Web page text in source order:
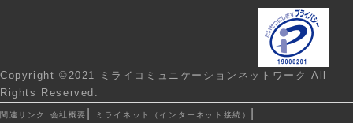
Copyright ©2021 ミライコミュニケーションネットワーク All
Rights Reserved.
関連リンク 会社概要 ミライネット（インターネット接続）